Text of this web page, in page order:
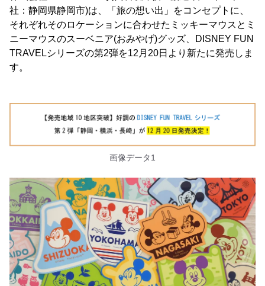
社：静岡県静岡市)は、「旅の想い出」をコンセプトに、
それぞれそのロケーションに合わせたミッキーマウスとミ
ニーマウスのスーベニア(おみやげ)グッズ、DISNEY FUN
TRAVELシリーズの第2弾を12月20日より新たに発売しま
す。
画像データ1